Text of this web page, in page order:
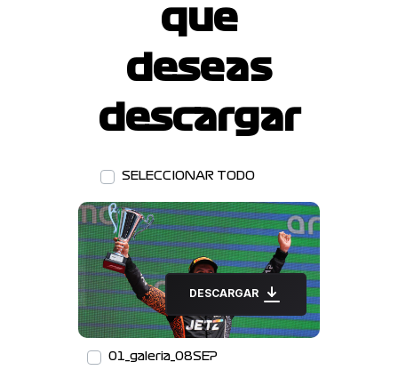
que
deseas
descargar
SELECCIONAR TODO
DESCARGAR
01_galeria_08SEP